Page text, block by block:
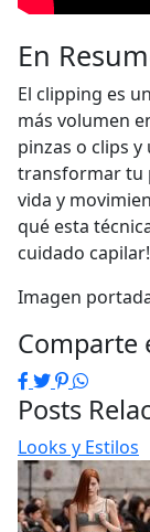
En
El clipping es
más volumen
pinzas o clips
transformar tu
vida y
qué esta
cuidado capilar!
Imagen
Comparte
Facebook
Twitter
Pinterest
Posts
Looks y Estilos